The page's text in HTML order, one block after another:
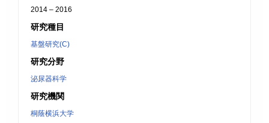
2014 – 2016
研究種目
基盤研究(C)
研究分野
泌尿器科学
研究機関
桐蔭横浜大学